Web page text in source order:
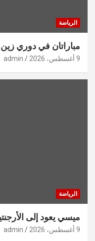
الرياضة
مباراتان في دوري زين
9 أغسطس، 2026 admin
الرياضة
ميسي يعود إلى
9 أغسطس، 2026 admin